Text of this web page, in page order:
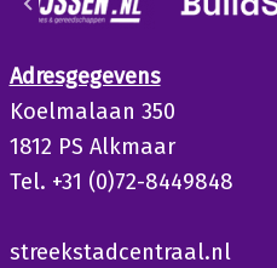
Adresgegevens
Koelmalaan 350
1812 PS Alkmaar
Tel. +31 (0)72-8449848
streekstadcentraal.nl